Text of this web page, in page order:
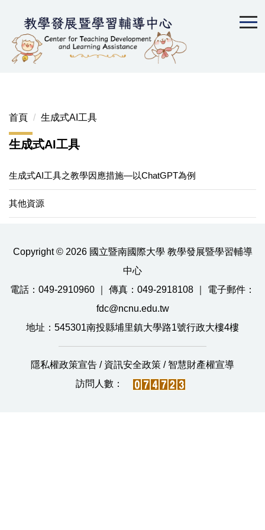
主
內
首頁 生成式AI工具
生成式AI工具
生成式AI工具之教學因應措施—以ChatGPT為例
其他資源
Copyright © 2026 國立暨南國際大學 教學發展暨學習輔導
中心
電話：049-2910960 ｜ 傳真：049-2918108 ｜ 電子郵件：
fdc@ncnu.edu.tw
地址：545301南投縣埔里鎮大學路1號行政大樓4樓
隱私權政策宣告 / 資訊安全政策 / 智慧財產權宣導